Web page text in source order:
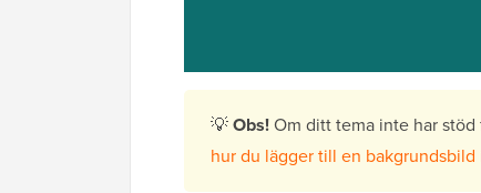
💡Obs!Om ditt tema inte har
hur du lägger till en bakgrundsbild